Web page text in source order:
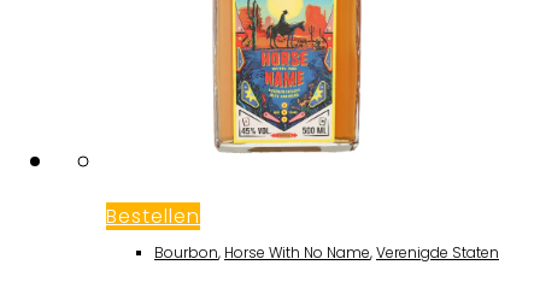
Bestellen
Bourbon, Horse With No Name,Verenigde Staten